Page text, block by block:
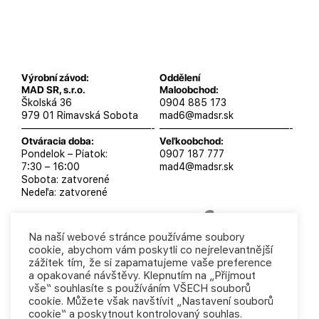
Výrobní závod:
MAD SR, s.r.o.
Školská 36
979 01 Rimavská Sobota
—————————————-
Otváracia doba:
Pondelok – Piatok:
7:30 – 16:00
Sobota: zatvorené
Nedeľa: zatvorené
Oddělení
Maloobchod:
0904 885 173
mad6@madsr.sk
—————————————-
Veľkoobchod:
0907 187 777
mad4@madsr.sk
MAD SR, s.r.o. 2025
Podmienky ochrany osobných
údajov
Obchodné podmienky
Na naší webové stránce používáme soubory
cookie, abychom vám poskytli co nejrelevantnější
zážitek tím, že si zapamatujeme vaše preference
a opakované návštěvy. Klepnutím na „Přijmout
vše“ souhlasíte s používáním VŠECH souborů
cookie. Můžete však navštívit „Nastavení souborů
cookie“ a poskytnout kontrolovaný souhlas.